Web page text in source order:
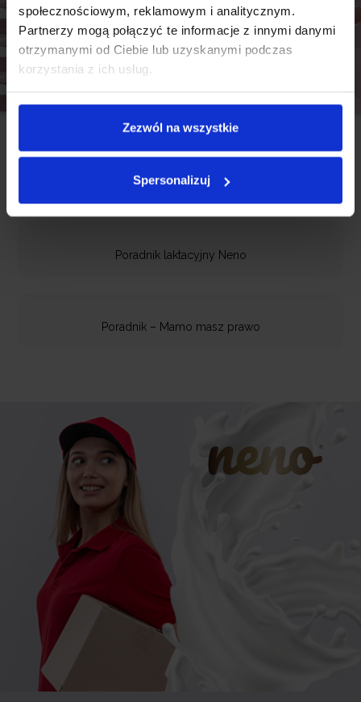
społecznościowym, reklamowym i analitycznym.
Partnerzy mogą połączyć te informacje z innymi danymi
otrzymanymi od Ciebie lub uzyskanymi podczas
korzystania z ich usług.
Zezwól na wszystkie
Spersonalizuj
Darmowe e-booki dla
mam od Neno
Poradnik laktacyjny Neno
Poradnik – Mamo masz prawo